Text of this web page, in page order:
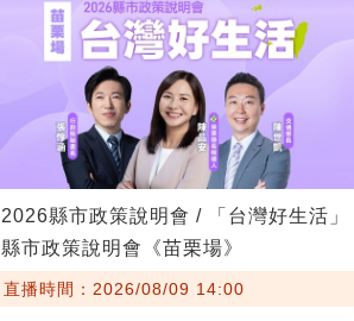
2026縣市政策說明會 / 「台灣好生活」
縣市政策說明會《苗栗場》
直播時間：2026/08/09 14:00